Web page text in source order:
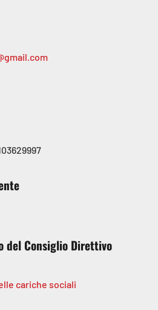
del Consiglio Direttivo
cariche sociali